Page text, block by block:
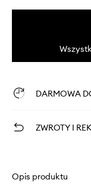
DARMOWA
ZWROTY I
Opis produktu